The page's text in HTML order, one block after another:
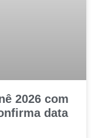
2026 com
data